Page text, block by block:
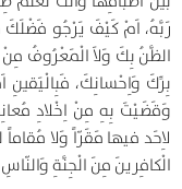
رَبَّهُ، اَمْ كَيْفَ يَرْجُو
الظَّنُ بِكَ وَلاَ الْمَعْرُوفُ
بِرِّكَ وَاِحْسانِكَ،
وَقَضَيْتَ بِهِ مِنْ اِخْلادِ
لاِحَد فيها مَقَرّاً وَلا
الْكافِرينَ مِنَ الْجِنَّةِ